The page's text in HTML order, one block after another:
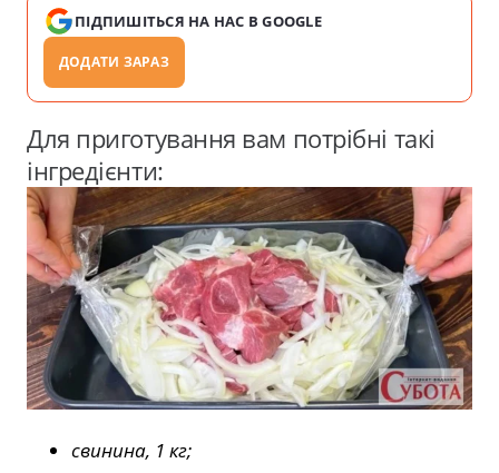
ПІДПИШІТЬСЯ НА НАС В GOOGLE
ДОДАТИ ЗАРАЗ
Для приготування вам потрібні такі
інгредієнти:
свинина, 1 кг;